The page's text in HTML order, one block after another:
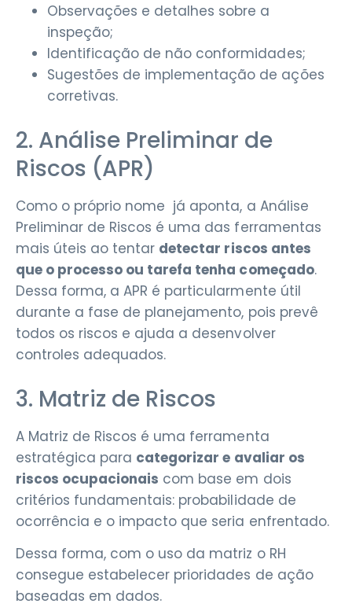
Observações e detalhes sobre a
inspeção;
Identificação de não conformidades;
Sugestões de implementação de ações
corretivas.
2. Análise Preliminar de
Riscos (APR)
Como o próprio nome já aponta, a Análise
Preliminar de Riscos é uma das ferramentas
mais úteis ao tentar detectar riscos antes
que o processo ou tarefa tenha começado.
Dessa forma, a APR é particularmente útil
durante a fase de planejamento, pois prevê
todos os riscos e ajuda a desenvolver
controles adequados.
3. Matriz de Riscos
A Matriz de Riscos é uma ferramenta
estratégica para categorizar e avaliar os
riscos ocupacionais com base em dois
critérios fundamentais: probabilidade de
ocorrência e o impacto que seria enfrentado.
Dessa forma, com o uso da matriz o RH
consegue estabelecer prioridades de ação
baseadas em dados.